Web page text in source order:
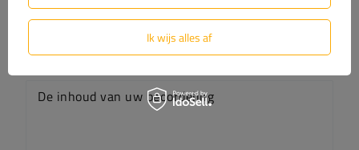
Uw score:
5/5
De inhoud van uw beoordeling
Ik wijs alles af